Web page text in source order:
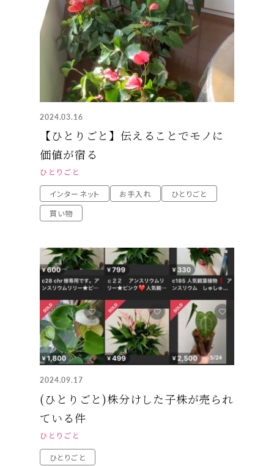
2024.03.16
【ひとりごと】伝えることでモノに
価値が宿る
ひとりごと
インターネット お手入れ
ひとりごと
買い物
2024.09.17
(ひとりごと)株分けした子株が売られ
ている件
ひとりごと
ひとりごと